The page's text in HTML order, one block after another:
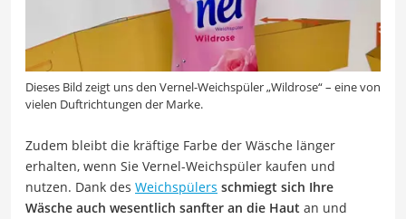
Dieses Bild zeigt uns den Vernel-Weichspüler „Wildrose“ – eine von
vielen Duftrichtungen der Marke.
Zudem bleibt die kräftige Farbe der Wäsche länger
erhalten, wenn Sie Vernel-Weichspüler kaufen und
nutzen. Dank des Weichspülers schmiegt sich Ihre
Wäsche auch wesentlich sanfter an die Haut an und